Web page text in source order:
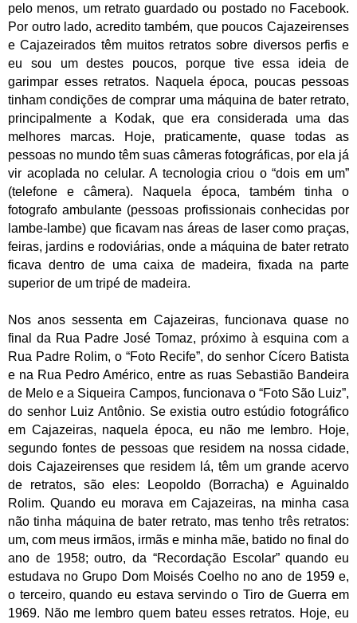
pelo menos, um retrato guardado ou postado no Facebook.
Por outro lado, acredito também, que poucos Cajazeirenses
e Cajazeirados têm muitos retratos sobre diversos perfis e
eu sou um destes poucos, porque tive essa ideia de
garimpar esses retratos. Naquela época, poucas pessoas
tinham condições de comprar uma máquina de bater retrato,
principalmente a Kodak, que era considerada uma das
melhores marcas. Hoje, praticamente, quase todas as
pessoas no mundo têm suas câmeras fotográficas, por ela já
vir acoplada no celular. A tecnologia criou o “dois em um”
(telefone e câmera). Naquela época, também tinha o
fotografo ambulante (pessoas profissionais conhecidas por
lambe-lambe) que ficavam nas áreas de laser como praças,
feiras, jardins e rodoviárias, onde a máquina de bater retrato
ficava dentro de uma caixa de madeira, fixada na parte
superior de um tripé de madeira.
Nos anos sessenta em Cajazeiras, funcionava quase no
final da Rua Padre José Tomaz, próximo à esquina com a
Rua Padre Rolim, o “Foto Recife”, do senhor Cícero Batista
e na Rua Pedro Américo, entre as ruas Sebastião Bandeira
de Melo e a Siqueira Campos, funcionava o “Foto São Luiz”,
do senhor Luiz Antônio. Se existia outro estúdio fotográfico
em Cajazeiras, naquela época, eu não me lembro. Hoje,
segundo fontes de pessoas que residem na nossa cidade,
dois Cajazeirenses que residem lá, têm um grande acervo
de retratos, são eles: Leopoldo (Borracha) e Aguinaldo
Rolim. Quando eu morava em Cajazeiras, na minha casa
não tinha máquina de bater retrato, mas tenho três retratos:
um, com meus irmãos, irmãs e minha mãe, batido no final do
ano de 1958; outro, da “Recordação Escolar” quando eu
estudava no Grupo Dom Moisés Coelho no ano de 1959 e,
o terceiro, quando eu estava servindo o Tiro de Guerra em
1969. Não me lembro quem bateu esses retratos. Hoje, eu